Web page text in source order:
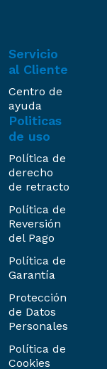
Servicio
al Cliente
Centro de
ayuda
Politicas
de uso
Política de
derecho
de retracto
Política de
Reversión
del Pago
Política de
Garantía
Protección
de Datos
Personales
Política de
Cookies